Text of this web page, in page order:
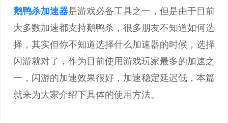
鹅鸭杀加速器是游戏必备工具之一，但是由于目前
大多数加速都支持鹅鸭杀，很多朋友不知道如何选
择，其实但你不知道选择什么加速器的时候，选择
闪游就对了，作为目前使用游戏玩家最多的加速之
一，闪游的加速效果很好，加速稳定延迟低，本篇
就来为大家介绍下具体的使用方法。